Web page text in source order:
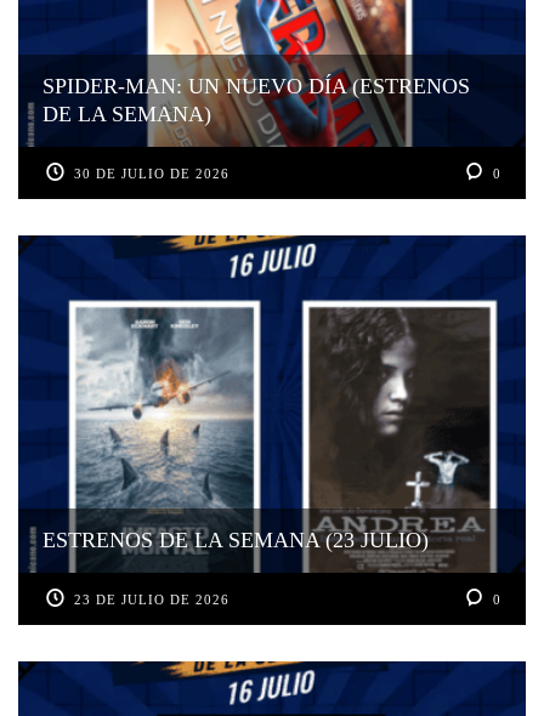
SPIDER-MAN: UN NUEVO DÍA (ESTRENOS
DE LA SEMANA)
30 DE JULIO DE 2026 0
ESTRENOS DE LA SEMANA (23 JULIO)
23 DE JULIO DE 2026 0